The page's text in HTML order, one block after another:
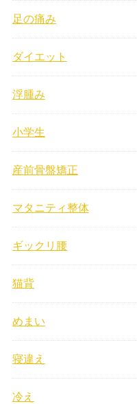
足の痛み
ダイエット
浮腫み
小学生
産前骨盤矯正
マタニティ整体
ギックリ腰
猫背
めまい
寝違え
冷え